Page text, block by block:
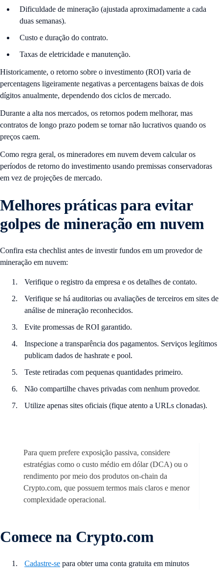
Dificuldade de mineração (ajustada aproximadamente a cada
duas semanas).
Custo e duração do contrato.
Taxas de eletricidade e manutenção.
Historicamente, o retorno sobre o investimento (ROI) varia de
percentagens ligeiramente negativas a percentagens baixas de dois
dígitos anualmente, dependendo dos ciclos de mercado.
Durante a alta nos mercados, os retornos podem melhorar, mas
contratos de longo prazo podem se tornar não lucrativos quando os
preços caem.
Como regra geral, os mineradores em nuvem devem calcular os
períodos de retorno do investimento usando premissas conservadoras
em vez de projeções de mercado.
Melhores práticas para evitar
golpes de mineração em nuvem
Confira esta chechlist antes de investir fundos em um provedor de
mineração em nuvem:
Verifique o registro da empresa e os detalhes de contato.
Verifique se há auditorias ou avaliações de terceiros em sites de
análise de mineração reconhecidos.
Evite promessas de ROI garantido.
Inspecione a transparência dos pagamentos. Serviços legítimos
publicam dados de hashrate e pool.
Teste retiradas com pequenas quantidades primeiro.
Não compartilhe chaves privadas com nenhum provedor.
Utilize apenas sites oficiais (fique atento a URLs clonadas).
Para quem prefere exposição passiva, considere
estratégias como o custo médio em dólar (DCA) ou o
rendimento por meio dos produtos on-chain da
Crypto.com, que possuem termos mais claros e menor
complexidade operacional.
Comece na Crypto.com
Cadastre-se para obter uma conta gratuita em minutos